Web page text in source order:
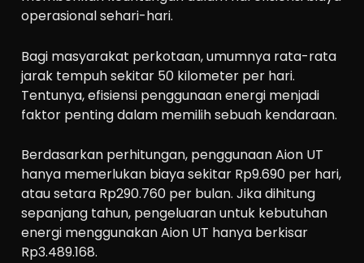
operasional sehari-hari.
Bagi masyarakat perkotaan, umumnya rata-rata
jarak tempuh sekitar 50 kilometer per hari.
Tentunya, efisiensi penggunaan energi menjadi
faktor penting dalam memilih sebuah kendaraan.
Berdasarkan perhitungan, penggunaan Aion UT
hanya memerlukan biaya sekitar Rp9.690 per hari,
atau setara Rp290.760 per bulan. Jika dihitung
sepanjang tahun, pengeluaran untuk kebutuhan
energi menggunakan Aion UT hanya berkisar
Rp3.489.168.